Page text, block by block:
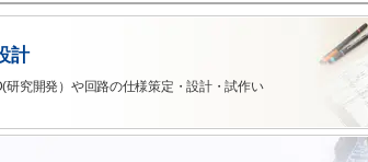
計
研究開発）や回路の仕様策定・設計・試作い